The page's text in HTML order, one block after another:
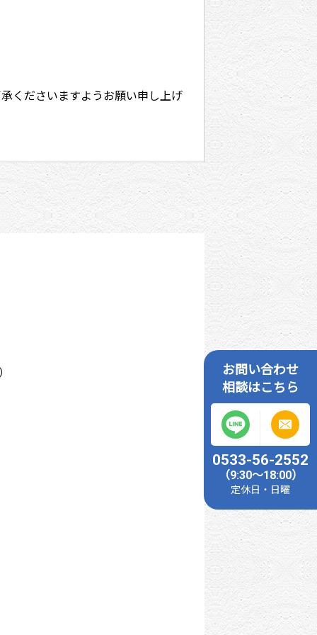
くださいますようお願い申し上げ
お問い合わせ
相談はこちら
0533-56-2552
（9:30～18:00）
定休日・日曜